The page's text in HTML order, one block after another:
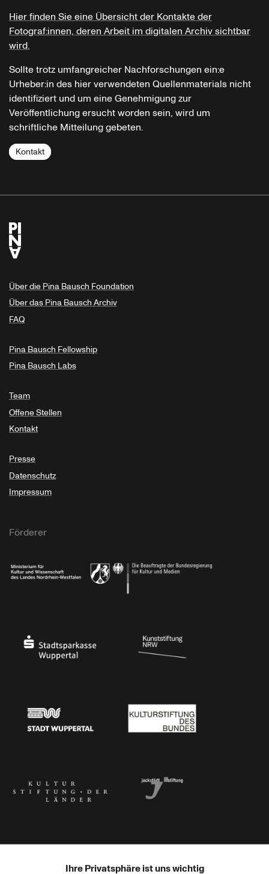
Hier finden Sie eine Übersicht der Kontakte der
Fotograf:innen, deren Arbeit im digitalen Archiv sichtbar
wird.
Sollte trotz umfangreicher Nachforschungen ein:e
Urheber:in des hier verwendeten Quellenmaterials nicht
identifiziert und um eine Genehmigung zur
Veröffentlichung ersucht worden sein, wird um
schriftliche Mitteilung gebeten.
Kontakt
Über die Pina Bausch Foundation
Über das Pina Bausch Archiv
FAQ
Pina Bausch Fellowship
Pina Bausch Labs
Team
Offene Stellen
Kontakt
Presse
Datenschutz
Impressum
Förderer
Ihre Privatsphäre ist uns wichtig